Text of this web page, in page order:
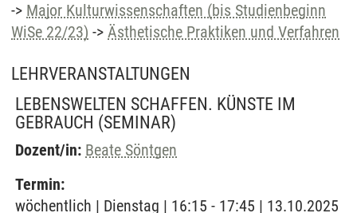
-> Major Kulturwissenschaften (bis Studienbeginn
WiSe 22/23) -> Ästhetische Praktiken und Verfahren
LEHRVERANSTALTUNGEN
LEBENSWELTEN SCHAFFEN. KÜNSTE IM
GEBRAUCH (SEMINAR)
Dozent/in: Beate Söntgen
Termin:
wöchentlich | Dienstag | 16:15 - 17:45 | 13.10.2025